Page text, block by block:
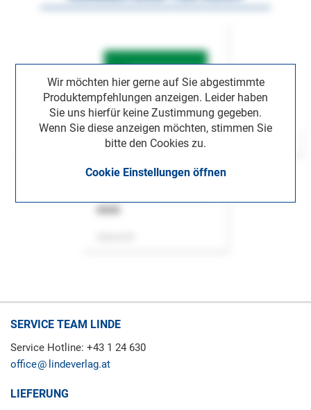
Wir möchten hier gerne auf Sie abgestimmte
Produktempfehlungen anzeigen. Leider haben
Sie uns hierfür keine Zustimmung gegeben.
Wenn Sie diese anzeigen möchten, stimmen Sie
bitte den Cookies zu.
Cookie Einstellungen öffnen
SERVICE TEAM LINDE
Service Hotline: +43 1 24 630
office
lindeverlag.at
LIEFERUNG